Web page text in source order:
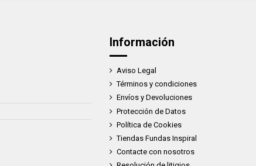
Información
Aviso Legal
Términos y condiciones
Envíos y Devoluciones
Protección de Datos
Política de Cookies
Tiendas Fundas Inspiral
Contacte con nosotros